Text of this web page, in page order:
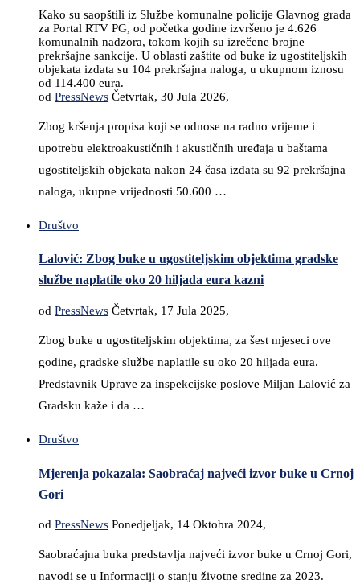
Kako su saopštili iz Službe komunalne policije Glavnog grada
za Portal RTV PG, od početka godine izvršeno je 4.626
komunalnih nadzora, tokom kojih su izrečene brojne
prekršajne sankcije. U oblasti zaštite od buke iz ugostiteljskih
objekata izdata su 104 prekršajna naloga, u ukupnom iznosu
od 114.400 eura.
od PressNews Četvrtak, 30 Jula 2026,
Zbog kršenja propisa koji se odnose na radno vrijeme i
upotrebu elektroakustičnih i akustičnih uređaja u baštama
ugostiteljskih objekata nakon 24 časa izdata su 92 prekršajna
naloga, ukupne vrijednosti 50.600 …
Društvo
Lalović: Zbog buke u ugostiteljskim objektima gradske
službe naplatile oko 20 hiljada eura kazni
od PressNews Četvrtak, 17 Jula 2025,
Zbog buke u ugostiteljskim objektima, za šest mjeseci ove
godine, gradske službe naplatile su oko 20 hiljada eura.
Predstavnik Uprave za inspekcijske poslove Miljan Lalović za
Gradsku kaže i da …
Društvo
Mjerenja pokazala: Saobraćaj najveći izvor buke u Crnoj
Gori
od PressNews Ponedjeljak, 14 Oktobra 2024,
Saobraćajna buka predstavlja najveći izvor buke u Crnoj Gori,
navodi se u Informaciji o stanju životne sredine za 2023.